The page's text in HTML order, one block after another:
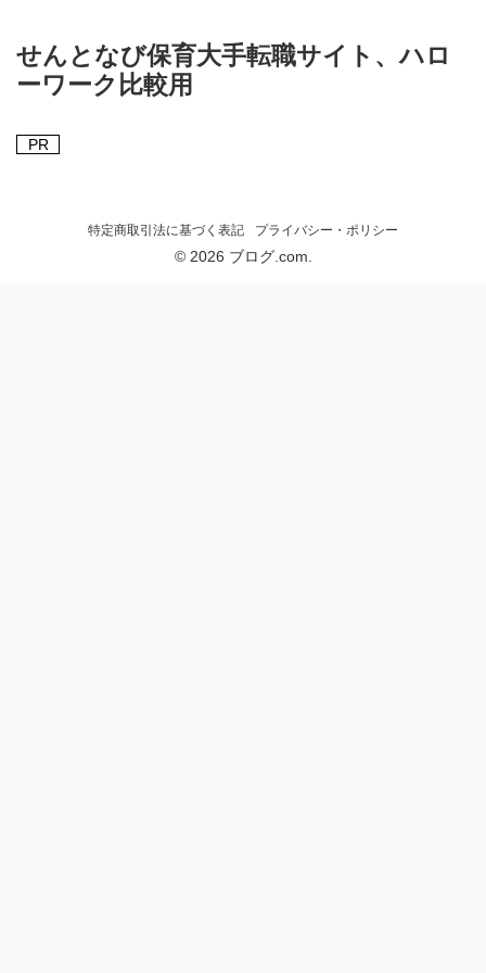
せんとなび保育大手転職サイト、ハロ
ーワーク比較用
PR
特定商取引法に基づく表記 プライバシー・ポリシー
© 2026 ブログ.com.